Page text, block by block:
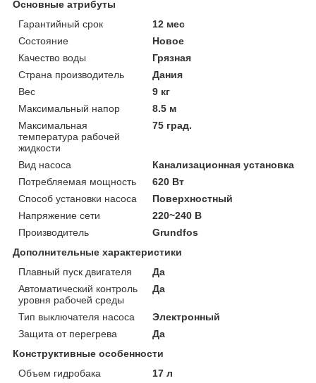
Основные атрибуты
Гарантийный срок
12 мес
Состояние
Новое
Качество воды
Грязная
Страна производитель
Дания
Вес
9 кг
Максимальный напор
8.5 м
Максимальная
температура рабочей
жидкости
75 град.
Вид насоса
Канализационная установка
Потребляемая мощность
620 Вт
Способ установки насоса
Поверхностный
Напряжение сети
220~240 В
Производитель
Grundfos
Дополнительные характеристики
Плавный пуск двигателя
Да
Автоматический контроль
уровня рабочей среды
Да
Тип выключателя насоса
Электронный
Защита от перегрева
Да
Конструктивные особенности
Объем гидробака
17 л